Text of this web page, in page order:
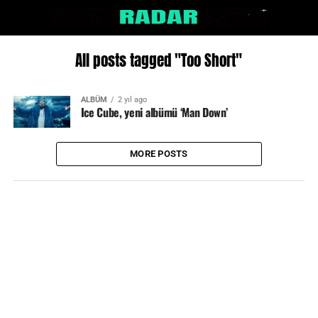
All posts tagged "Too Short"
ALBÜM 2 yıl ago
Ice Cube, yeni albümü ‘Man Down’
MORE POSTS